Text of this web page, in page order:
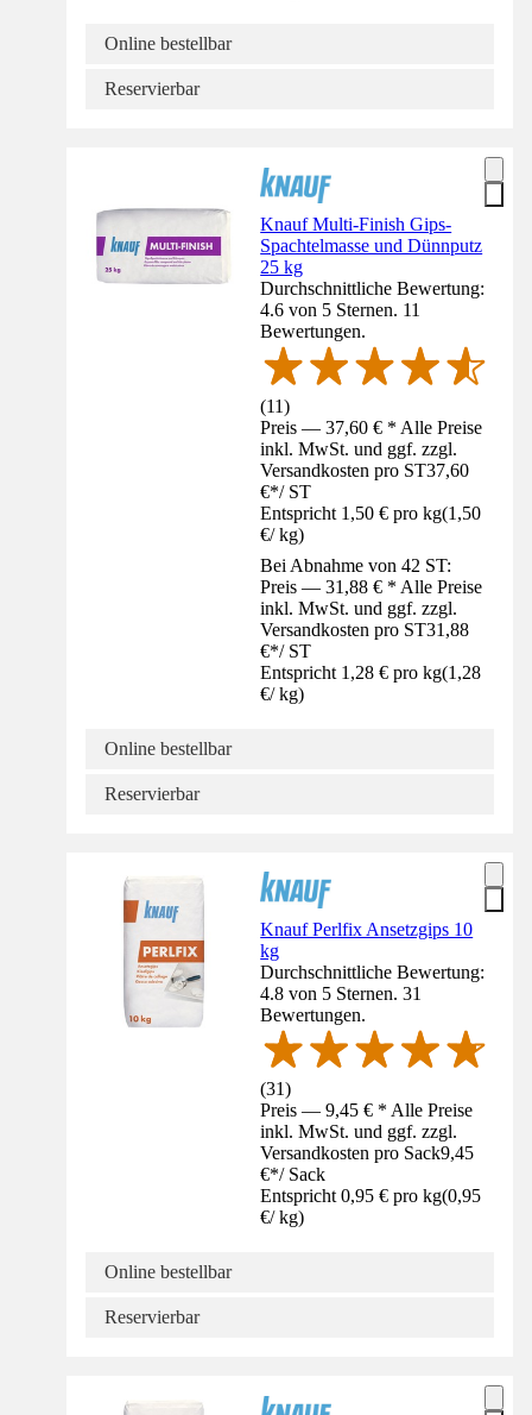
Online bestellbar
Reservierbar
Knauf Multi-Finish Gips-
Spachtelmasse und Dünnputz
25 kg
Durchschnittliche Bewertung:
4.6 von 5 Sternen. 11
Bewertungen.
(11)
Preis — 37,60 € * Alle Preise
inkl. MwSt. und ggf. zzgl.
Versandkosten pro ST37,60
€*/ ST
Entspricht 1,50 € pro kg(1,50
€/ kg)
Bei Abnahme von 42 ST:
Preis — 31,88 € * Alle Preise
inkl. MwSt. und ggf. zzgl.
Versandkosten pro ST31,88
€*/ ST
Entspricht 1,28 € pro kg(1,28
€/ kg)
Online bestellbar
Reservierbar
Knauf Perlfix Ansetzgips 10
kg
Durchschnittliche Bewertung:
4.8 von 5 Sternen. 31
Bewertungen.
(31)
Preis — 9,45 € * Alle Preise
inkl. MwSt. und ggf. zzgl.
Versandkosten pro Sack9,45
€*/ Sack
Entspricht 0,95 € pro kg(0,95
€/ kg)
Online bestellbar
Reservierbar